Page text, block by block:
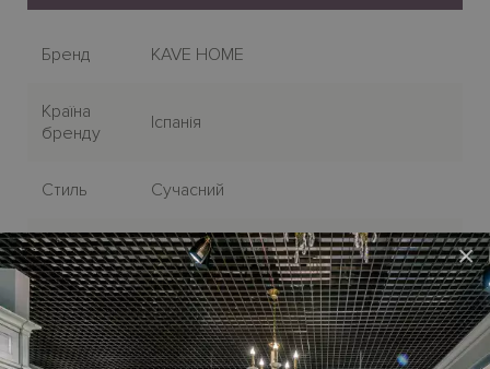
×
Бренд KAVE HOME
Країна
бренду
Іспанія
Стиль Сучасний
Версія Обідній
Висота
сидіння
77 см